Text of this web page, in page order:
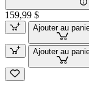
159,99 $
Ajouter au
Ajouter au